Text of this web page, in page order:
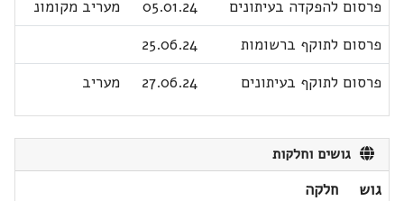
פרסום להפקדה בעיתונים
05.01.24
מעריב מקומונ
פרסום לתוקף ברשומות
25.06.24
פרסום לתוקף בעיתונים
27.06.24 מעריב
גושים וחלקות
גוש
חלקה